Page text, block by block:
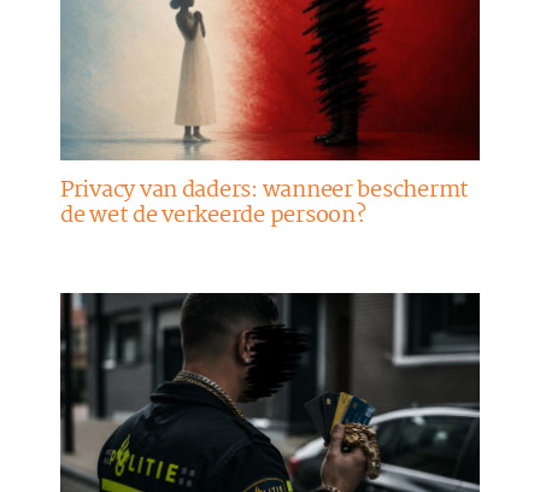
Privacy van daders: wanneer beschermt
de wet de verkeerde persoon?